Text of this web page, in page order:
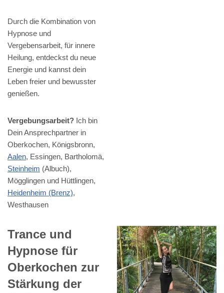
Durch die Kombination von
Hypnose und
Vergebensarbeit, für innere
Heilung, entdeckst du neue
Energie und kannst dein
Leben freier und bewusster
genießen.
Vergebungsarbeit? Ich bin
Dein Ansprechpartner in
Oberkochen, Königsbronn,
Aalen, Essingen, Bartholomä,
Steinheim (Albuch),
Mögglingen und Hüttlingen,
Heidenheim (Brenz),
Westhausen
Trance und
Hypnose für
Oberkochen zur
Stärkung der